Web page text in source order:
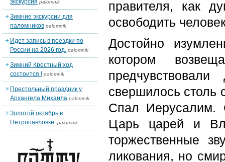
правителя, как
освободить
Достойно
котором
свершилось
Спал Иерусалим.
Царь царей и
торжественные
ликования, но
экскурсия palomnik
Зимние экскурсии для
паломников palomnik
Идет запись в поездки по
России на 2026 год. palomnik
Зимний Крестный ход
состоится ! palomnik
Престольный праздник у
Архангела Михаила palomnik
Золотой октябрь в
Петропавловке. palomnik